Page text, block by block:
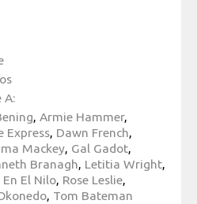
A:
, Armie Hammer,
Express, Dawn French,
Mackey, Gal Gadot,
Branagh, Letitia Wright,
El Nilo, Rose Leslie,
, Tom Bateman